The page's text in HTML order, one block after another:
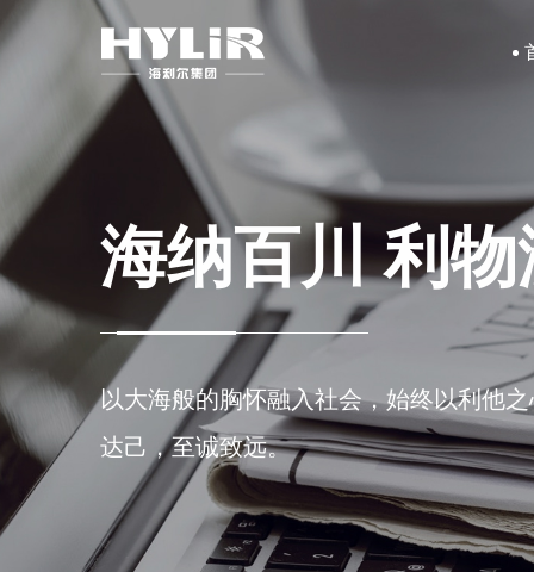
海纳百川 利
以大海般的胸怀融入社会，始终以利他
达己，至诚致远。
海纳百川 利
以大海般的胸怀融入社会，始终以利他
达己，至诚致远。
海纳百川 利
以大海般的胸怀融入社会，始终以利他
达己，至诚致远。